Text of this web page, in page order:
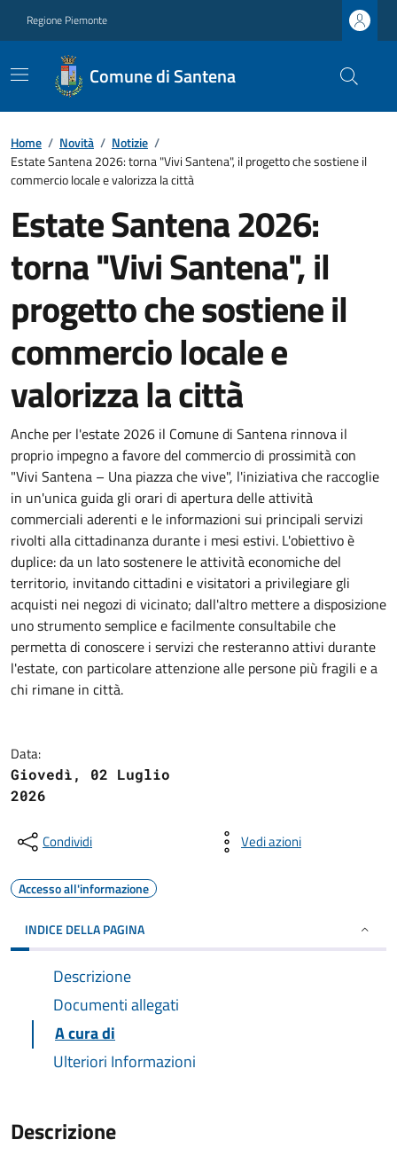
Regione Piemonte
Comune di Santena
Home / Novità / Notizie /
Estate Santena 2026: torna "Vivi Santena", il progetto che sostiene il
commercio locale e valorizza la città
Estate Santena 2026:
torna "Vivi Santena", il
progetto che sostiene il
commercio locale e
valorizza la città
Anche per l'estate 2026 il Comune di Santena rinnova il
proprio impegno a favore del commercio di prossimità con
"Vivi Santena – Una piazza che vive", l'iniziativa che raccoglie
in un'unica guida gli orari di apertura delle attività
commerciali aderenti e le informazioni sui principali servizi
rivolti alla cittadinanza durante i mesi estivi. L'obiettivo è
duplice: da un lato sostenere le attività economiche del
territorio, invitando cittadini e visitatori a privilegiare gli
acquisti nei negozi di vicinato; dall'altro mettere a disposizione
uno strumento semplice e facilmente consultabile che
permetta di conoscere i servizi che resteranno attivi durante
l'estate, con particolare attenzione alle persone più fragili e a
chi rimane in città.
Data:
Giovedì, 02 Luglio
2026
Condividi Vedi azioni
Accesso all'informazione
INDICE DELLA PAGINA
Descrizione
Documenti allegati
A cura di
Ulteriori Informazioni
Descrizione